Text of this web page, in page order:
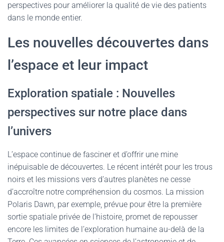
perspectives pour améliorer la qualité de vie des patients
dans le monde entier.
Les nouvelles découvertes dans
l’espace et leur impact
Exploration spatiale : Nouvelles
perspectives sur notre place dans
l’univers
L’espace continue de fasciner et d’offrir une mine
inépuisable de découvertes. Le récent intérêt pour les trous
noirs et les missions vers d’autres planètes ne cesse
d’accroître notre compréhension du cosmos. La mission
Polaris Dawn, par exemple, prévue pour être la première
sortie spatiale privée de l’histoire, promet de repousser
encore les limites de l’exploration humaine au-delà de la